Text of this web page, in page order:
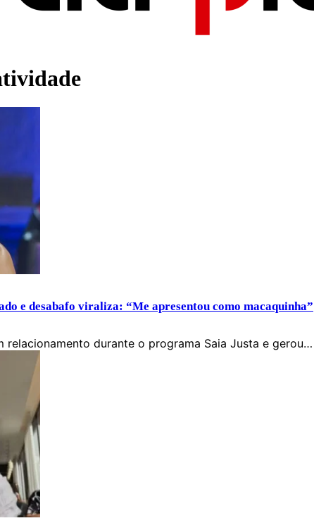
e desabafo viraliza: “Me apresentou como macaquinha”
durante o programa Saia Justa e gerou…